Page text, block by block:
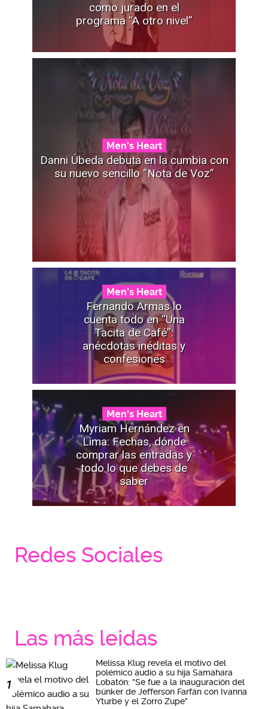
como jurado en el
programa “A otro nivel”
Men's Heart
Danni Úbeda debuta en la cumbia con
su nuevo sencillo “Nota de Voz”
Men's Heart
Fernando Armas lo
cuenta todo en “Una
Tacita de Café”:
anécdotas inéditas y
confesiones
Men's Heart
Myriam Hernández en
Lima: Fechas, dónde
comprar las entradas y
todo lo que debes de
saber
Redes Sociales
Las más leidas
1
Melissa Klug revela el motivo del
polémico audio a su hija Samahara
Lobatón: "Se fue a la inauguración del
búnker de Jefferson Farfán con Ivanna
Yturbe y el Zorro Zupe"